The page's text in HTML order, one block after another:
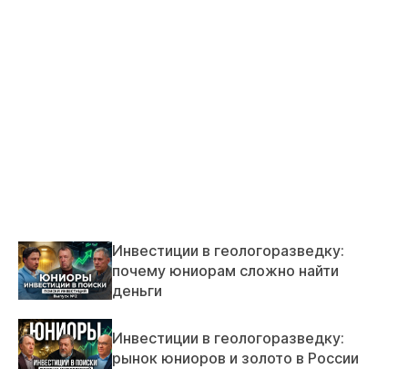
Инвестиции в геологоразведку:
почему юниорам сложно найти
деньги
Инвестиции в геологоразведку:
рынок юниоров и золото в России